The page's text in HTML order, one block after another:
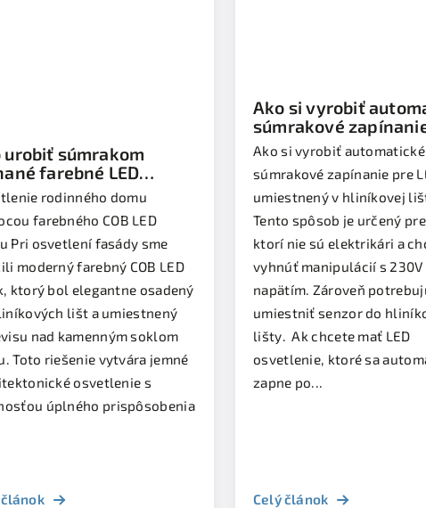
urobiť súmrakom
farebné LED
umiestnené na
rodinného domu
rodinného domu
farebného COB LED
Pri osvetlení fasády sme
moderný farebný COB LED
ktorý bol elegantne osadený
lišt a umiestnený
nad kamenným soklom
Toto riešenie vytvára jemné
osvetlenie s
úplného prispôsobenia
Ako si vyrobiť
súmrakové
pásika
Ako si vyrobiť automatické
súmrakové zapínanie pre
umiestnený v hliníkovej
Tento spôsob je určený pre
ktorí nie sú elektrikári a
vyhnúť manipulácií s 230V
napätím. Zároveň
umiestniť senzor do
lišty. Ak chcete mať LED
osvetlenie, ktoré sa
zapne po...
Celý článok